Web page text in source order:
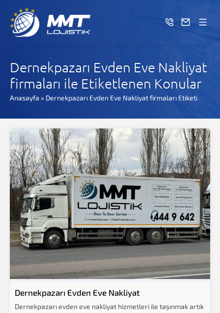
Dernekpazarı Evden Eve Nakliyat
firmaları ile Etiketlenen Konular
Anasayfa » Dernekpazarı Evden Eve Nakliyat firmaları Etiketi
Dernekpazarı Evden Eve Nakliyat
Dernekpazarı evden eve nakliyat hizmetleri ile taşınmak artık